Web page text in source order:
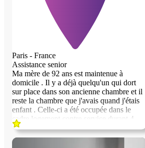
Paris - France
Assistance senior
Ma mère de 92 ans est maintenue à
domicile . Il y a déjà quelqu'un qui dort
sur place dans son ancienne chambre et il
reste la chambre que j'avais quand j'étais
enfant . Celle-ci a été occupée dans le
cadre logement contre service durant 4
ans. La personne l'occupant, s'envole vers
une vie qui l'emmène ailleurs . Il s'agit